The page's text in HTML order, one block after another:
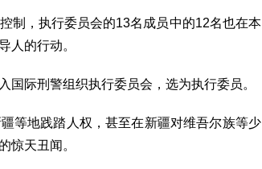
制，执行委员会的13名成员中的12名也在本
人的行动。
国际刑警组织执行委员会，选为执行委员。
等地践踏人权，甚至在新疆对维吾尔族等少
惊天丑闻。